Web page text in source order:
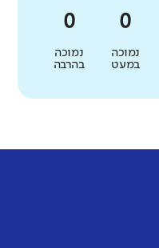
נמוכה
במעט
נמוכה
בהרבה